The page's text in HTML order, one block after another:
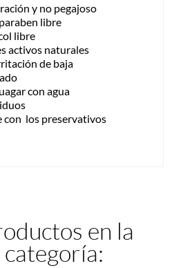
y no pegajoso
libre
libre
activos naturales
de baja
con agua
con los preservativos
en la